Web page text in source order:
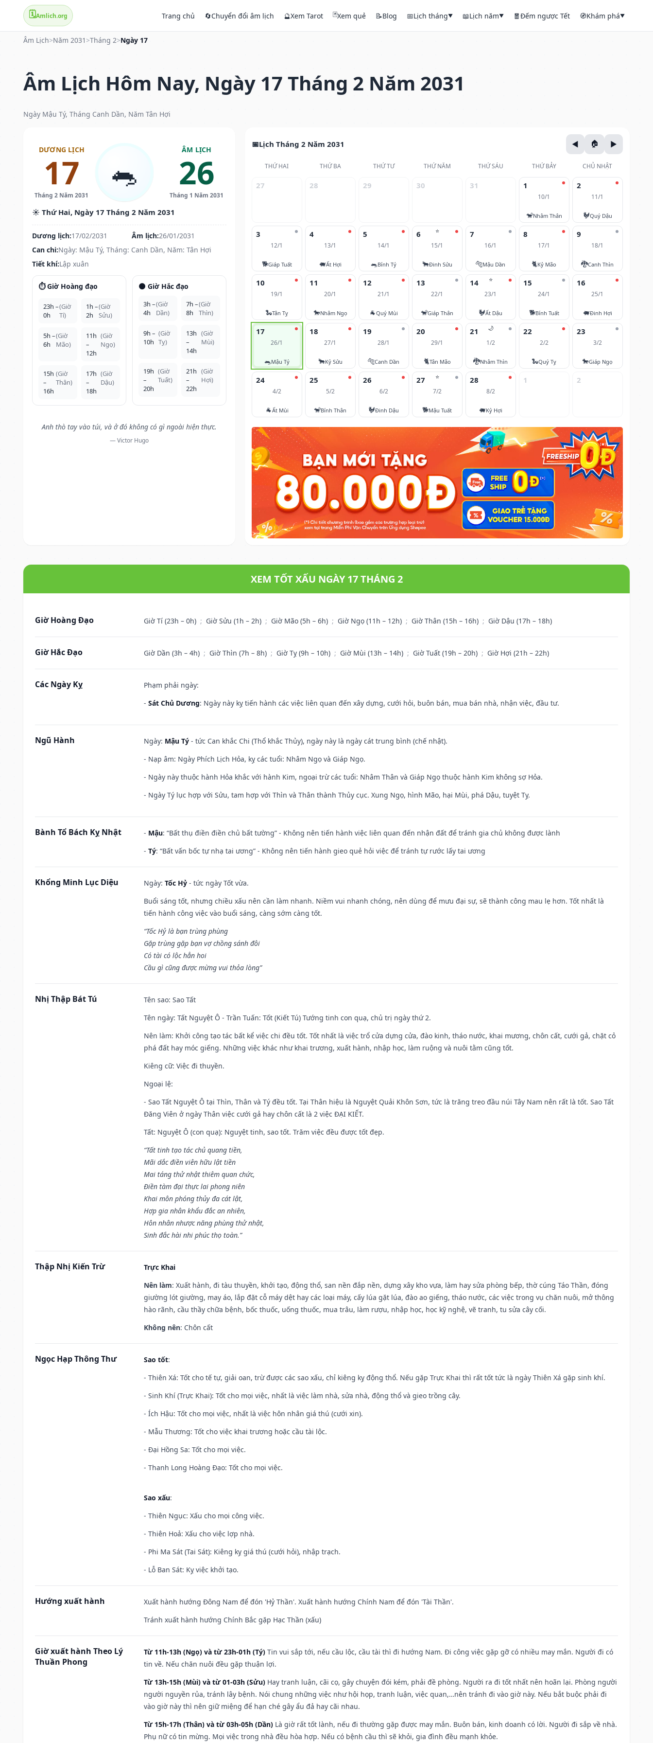
🗓️Amlich.org Trang chủ 🔄Chuyển đổi âm lịch 🔮Xem Tarot 🃏Xem quẻ 📝Blog 📅Lịch tháng▼ 📖Lịch năm▼ 🧧Đếm ngược Tết 🧭Khám phá▼
Âm Lịch>Năm 2031 >Tháng 2>Ngày 17
Âm Lịch Hôm Nay, Ngày 17 Tháng 2 Năm 2031
Ngày Mậu Tý, Tháng Canh Dần, Năm Tân Hợi
DƯƠNG LỊCH
17
Tháng 2 Năm 2031
🐀
ÂM LỊCH
26
Tháng 1 Năm 2031
☀️ Thứ Hai, Ngày 17 Tháng 2 Năm 2031
Dương lịch:17/02/2031 Âm lịch:26/01/2031
Can chi:Ngày: Mậu Tý, Tháng: Canh Dần, Năm: Tân Hợi
Tiết khí:Lập xuân
⏱️ Giờ Hoàng đạo
23h –
0h
(Giờ
Tí)
1h –
2h
(Giờ
Sửu)
5h –
6h
(Giờ
Mão)
11h
–
12h
(Giờ
Ngọ)
15h
–
16h
(Giờ
Thân)
17h
–
18h
(Giờ
Dậu)
🌑 Giờ Hắc đạo
3h –
4h
(Giờ
Dần)
7h –
8h
(Giờ
Thìn)
9h –
10h
(Giờ
Tỵ)
13h
–
14h
(Giờ
Mùi)
19h
–
20h
(Giờ
Tuất)
21h
–
22h
(Giờ
Hợi)
Anh thò tay vào túi, và ở đó không có gì ngoài hiện thực.
— Victor Hugo
Lịch Tháng 2 Năm 2031
THỨ HAI THỨ BA THỨ TƯ THỨ NĂM THỨ SÁU THỨ BẢY CHỦ NHẬT
27 28 29 30 31 1
10/1
🐒Nhâm Thân
2
11/1
🐓Quý Dậu
3
12/1
🐕Giáp Tuất
4
13/1
🐖Ất Hợi
5
14/1
🐀Bính Tý
⭐
6
15/1
🐂Đinh Sửu
7
16/1
🐅Mậu Dần
8
17/1
🐈Kỷ Mão
9
18/1
🐉Canh Thìn
10
19/1
🐍Tân Tỵ
11
20/1
🐎Nhâm Ngọ
12
21/1
🐐Quý Mùi
13
22/1
🐒Giáp Thân
⭐
14
23/1
🐓Ất Dậu
15
24/1
🐕Bính Tuất
16
25/1
🐖Đinh Hợi
17
26/1
🐀Mậu Tý
18
27/1
🐂Kỷ Sửu
19
28/1
🐅Canh Dần
20
29/1
🐈Tân Mão
🌙
21
1/2
🐉Nhâm Thìn
22
2/2
🐍Quý Tỵ
23
3/2
🐎Giáp Ngọ
24
4/2
🐐Ất Mùi
25
5/2
🐒Bính Thân
26
6/2
🐓Đinh Dậu
⭐
27
7/2
🐕Mậu Tuất
28
8/2
🐖Kỷ Hợi
1 2
XEM TỐT XẤU NGÀY 17 THÁNG 2
Giờ Hoàng Đạo Giờ Tí (23h – 0h) ; Giờ Sửu (1h – 2h) ; Giờ Mão (5h – 6h) ; Giờ Ngọ (11h – 12h) ; Giờ Thân (15h – 16h) ; Giờ Dậu (17h – 18h)
Giờ Hắc Đạo Giờ Dần (3h – 4h) ; Giờ Thìn (7h – 8h) ; Giờ Tỵ (9h – 10h) ; Giờ Mùi (13h – 14h) ; Giờ Tuất (19h – 20h) ; Giờ Hợi (21h – 22h)
Các Ngày Kỵ
Phạm phải ngày:
- Sát Chủ Dương: Ngày này kỵ tiến hành các việc liên quan đến xây dựng, cưới hỏi, buôn bán, mua bán nhà, nhận việc, đầu tư.
Ngũ Hành Ngày: Mậu Tý - tức Can khắc Chi (Thổ khắc Thủy), ngày này là ngày cát trung bình (chế nhật).
- Nạp âm: Ngày Phích Lịch Hỏa, kỵ các tuổi: Nhâm Ngọ và Giáp Ngọ.
- Ngày này thuộc hành Hỏa khắc với hành Kim, ngoại trừ các tuổi: Nhâm Thân và Giáp Ngọ thuộc hành Kim không sợ Hỏa.
- Ngày Tý lục hợp với Sửu, tam hợp với Thìn và Thân thành Thủy cục. Xung Ngọ, hình Mão, hại Mùi, phá Dậu, tuyệt Tỵ.
Bành Tổ Bách Kỵ Nhật - Mậu: “Bất thụ điền điền chủ bất tường” - Không nên tiến hành việc liên quan đến nhận đất để tránh gia chủ không được lành
- Tý: “Bất vấn bốc tự nhạ tai ương” - Không nên tiến hành gieo quẻ hỏi việc để tránh tự rước lấy tai ương
Khổng Minh Lục Diệu Ngày: Tốc Hỷ - tức ngày Tốt vừa.
Buổi sáng tốt, nhưng chiều xấu nên cần làm nhanh. Niềm vui nhanh chóng, nên dùng để mưu đại sự, sẽ thành công mau lẹ hơn. Tốt nhất là
tiến hành công việc vào buổi sáng, càng sớm càng tốt.
“Tốc Hỷ là bạn trùng phùng
Gặp trùng gặp bạn vợ chồng sánh đôi
Có tài có lộc hẳn hoi
Cầu gì cũng được mừng vui thỏa lòng”
Nhị Thập Bát Tú Tên sao: Sao Tất
Tên ngày: Tất Nguyệt Ô - Trần Tuấn: Tốt (Kiết Tú) Tướng tinh con quạ, chủ trị ngày thứ 2.
Nên làm: Khởi công tạo tác bất kể việc chi đều tốt. Tốt nhất là việc trổ cửa dựng cửa, đào kinh, tháo nước, khai mương, chôn cất, cưới gả, chặt cỏ
phá đất hay móc giếng. Những việc khác như khai trương, xuất hành, nhập học, làm ruộng và nuôi tằm cũng tốt.
Kiêng cữ: Việc đi thuyền.
Ngoại lệ:
- Sao Tất Nguyệt Ô tại Thìn, Thân và Tý đều tốt. Tại Thân hiệu là Nguyệt Quải Khôn Sơn, tức là trăng treo đầu núi Tây Nam nên rất là tốt. Sao Tất
Đăng Viên ở ngày Thân việc cưới gả hay chôn cất là 2 việc ĐẠI KIẾT.
Tất: Nguyệt Ô (con quạ): Nguyệt tinh, sao tốt. Trăm việc đều được tốt đẹp.
“Tất tinh tạo tác chủ quang tiền,
Mãi dắc điền viên hữu lật tiền
Mai táng thử nhật thiêm quan chức,
Điền tàm đại thực lai phong niên
Khai môn phóng thủy đa cát lật,
Hợp gia nhân khẩu đắc an nhiên,
Hôn nhân nhược năng phùng thử nhật,
Sinh đắc hài nhi phúc thọ toàn.”
Thập Nhị Kiến Trừ
Trực Khai
Nên làm: Xuất hành, đi tàu thuyền, khởi tạo, động thổ, san nền đắp nền, dựng xây kho vựa, làm hay sửa phòng bếp, thờ cúng Táo Thần, đóng
giường lót giường, may áo, lắp đặt cỗ máy dệt hay các loại máy, cấy lúa gặt lúa, đào ao giếng, tháo nước, các việc trong vụ chăn nuôi, mở thông
hào rãnh, cầu thầy chữa bệnh, bốc thuốc, uống thuốc, mua trâu, làm rượu, nhập học, học kỹ nghệ, vẽ tranh, tu sửa cây cối.
Không nên: Chôn cất
Ngọc Hạp Thông Thư Sao tốt:
- Thiên Xá: Tốt cho tế tự, giải oan, trừ được các sao xấu, chỉ kiêng kỵ động thổ. Nếu gặp Trực Khai thì rất tốt tức là ngày Thiên Xá gặp sinh khí.
- Sinh Khí (Trực Khai): Tốt cho mọi việc, nhất là việc làm nhà, sửa nhà, động thổ và gieo trồng cây.
- Ích Hậu: Tốt cho mọi việc, nhất là việc hôn nhân giá thú (cưới xin).
- Mẫu Thương: Tốt cho việc khai trương hoặc cầu tài lộc.
- Đại Hồng Sa: Tốt cho mọi việc.
- Thanh Long Hoàng Đạo: Tốt cho mọi việc.
Sao xấu:
- Thiên Ngục: Xấu cho mọi công việc.
- Thiên Hoả: Xấu cho việc lợp nhà.
- Phi Ma Sát (Tai Sát): Kiêng kỵ giá thú (cưới hỏi), nhập trạch.
- Lỗ Ban Sát: Kỵ việc khởi tạo.
Hướng xuất hành
Xuất hành hướng Đông Nam để đón 'Hỷ Thần'. Xuất hành hướng Chính Nam để đón 'Tài Thần'.
Tránh xuất hành hướng Chính Bắc gặp Hạc Thần (xấu)
Giờ xuất hành Theo Lý
Thuần Phong
Từ 11h-13h (Ngọ) và từ 23h-01h (Tý) Tin vui sắp tới, nếu cầu lộc, cầu tài thì đi hướng Nam. Đi công việc gặp gỡ có nhiều may mắn. Người đi có
tin về. Nếu chăn nuôi đều gặp thuận lợi.
Từ 13h-15h (Mùi) và từ 01-03h (Sửu) Hay tranh luận, cãi cọ, gây chuyện đói kém, phải đề phòng. Người ra đi tốt nhất nên hoãn lại. Phòng người
người nguyền rủa, tránh lây bệnh. Nói chung những việc như hội họp, tranh luận, việc quan,…nên tránh đi vào giờ này. Nếu bắt buộc phải đi
vào giờ này thì nên giữ miệng để hạn ché gây ẩu đả hay cãi nhau.
Từ 15h-17h (Thân) và từ 03h-05h (Dần) Là giờ rất tốt lành, nếu đi thường gặp được may mắn. Buôn bán, kinh doanh có lời. Người đi sắp về nhà.
Phụ nữ có tin mừng. Mọi việc trong nhà đều hòa hợp. Nếu có bệnh cầu thì sẽ khỏi, gia đình đều mạnh khỏe.